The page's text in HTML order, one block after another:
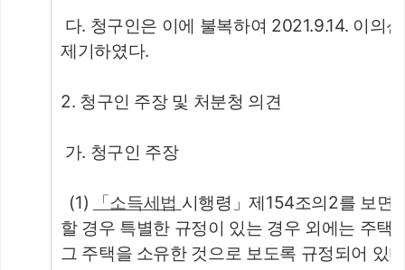
다. 청구인은 이에 불복하여 2021.9.14. 이의
제기하였다.
2. 청구인 주장 및 처분청 의견
가. 청구인 주장
(1) 「소득세법 시행령」제154조의2를 보면
할 경우 특별한 규정이 있는 경우 외에는 주
그 주택을 소유한 것으로 보도록 규정되어 있